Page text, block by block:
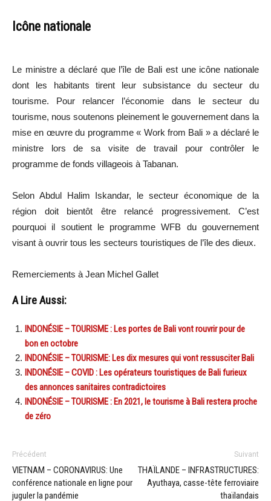
Icône nationale
Le ministre a déclaré que l’île de Bali est une icône nationale
dont les habitants tirent leur subsistance du secteur du
tourisme. Pour relancer l’économie dans le secteur du
tourisme, nous soutenons pleinement le gouvernement dans la
mise en œuvre du programme « Work from Bali » a déclaré le
ministre lors de sa visite de travail pour contrôler le
programme de fonds villageois à Tabanan.
Selon Abdul Halim Iskandar, le secteur économique de la
région doit bientôt être relancé progressivement. C’est
pourquoi il soutient le programme WFB du gouvernement
visant à ouvrir tous les secteurs touristiques de l’île des dieux.
Remerciements à Jean Michel Gallet
A Lire Aussi:
INDONÉSIE – TOURISME : Les portes de Bali vont rouvrir pour de
bon en octobre
INDONÉSIE – TOURISME: Les dix mesures qui vont ressusciter Bali
INDONÉSIE – COVID : Les opérateurs touristiques de Bali furieux
des annonces sanitaires contradictoires
INDONÉSIE – TOURISME : En 2021, le tourisme à Bali restera proche
de zéro
Précédent
VIETNAM – CORONAVIRUS: Une
conférence nationale en ligne pour
juguler la pandémie
Suivant
THAÏLANDE – INFRASTRUCTURES:
Ayuthaya, casse-tête ferroviaire
thaïlandais